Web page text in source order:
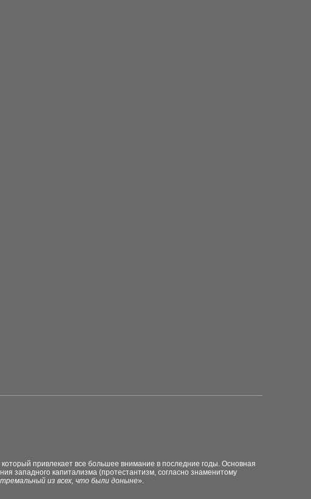
привлекает все большее внимание в последние годы. Основная
западного капитализма (протестантизм, согласно знаменитому
из всех, что были доныне».